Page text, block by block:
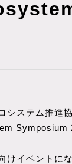
システム推進
Symposium
イベントにな